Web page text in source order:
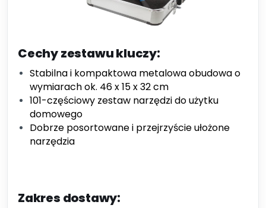
Cechy zestawu kluczy:
Stabilna i kompaktowa metalowa obudowa o
wymiarach ok. 46 x 15 x 32 cm
101-częściowy zestaw narzędzi do użytku
domowego
Dobrze posortowane i przejrzyście ułożone
narzędzia
Zakres dostawy: